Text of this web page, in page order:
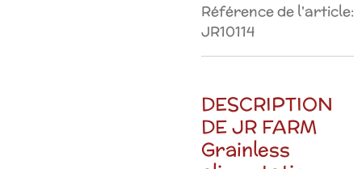
Référence de l'article:
JR10114
DESCRIPTION
DE JR FARM
Grainless